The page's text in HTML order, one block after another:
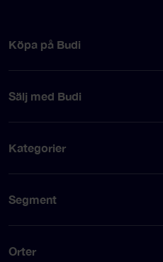
Köpa på Budi
Sälj med Budi
Kategorier
Segment
Orter